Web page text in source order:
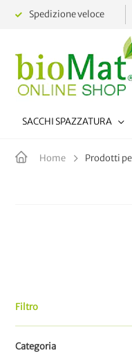
Spedizione veloce
SACCHI SPAZZATURA
Home Prodotti
Filtro
Categoria